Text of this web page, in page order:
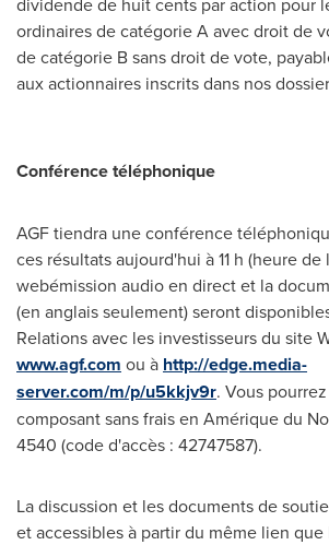
ordinaires de catégorie A avec droit de
de catégorie B sans droit de vote,
aux actionnaires inscrits dans nos
Conférence téléphonique
AGF tiendra une conférence
ces résultats aujourd'hui à 11 h (heure de
webémission audio en direct et la
(en anglais seulement) seront
Relations avec les investisseurs du site
www.agf.com ou à http://edge.media-
server.com/m/p/u5kkjv9r. Vous
composant sans frais en Amérique du
4540 (code d'accès : 42747587).
La discussion et les documents de
et accessibles à partir du même lien